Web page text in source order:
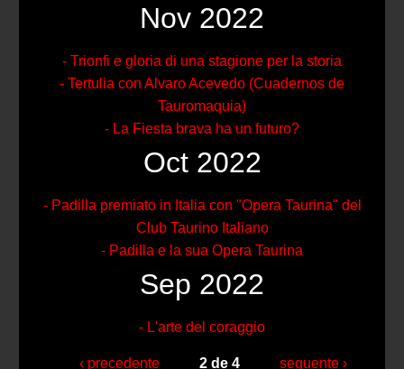
Nov 2022
- Trionfi e gloria di una stagione per la storia
- Tertulia con Alvaro Acevedo (Cuadernos de
Tauromaquia)
- La Fiesta brava ha un futuro?
Oct 2022
- Padilla premiato in Italia con "Opera Taurina" del
Club Taurino Italiano
- Padilla e la sua Opera Taurina
Sep 2022
- L'arte del coraggio
‹ precedente 2 de 4 seguente ›